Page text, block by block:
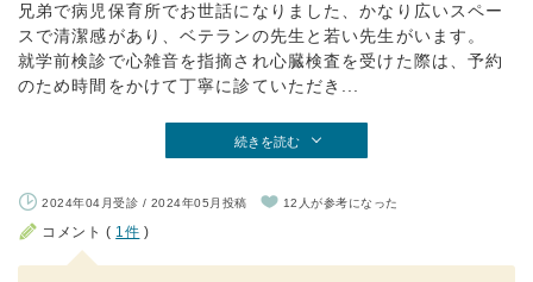
兄弟で病児保育所でお世話になりました、かなり広いスペー
スで清潔感があり、ベテランの先生と若い先生がいます。
就学前検診で心雑音を指摘され心臓検査を受けた際は、予約
のため時間をかけて丁寧に診ていただき...
続きを読む
2024年04月受診 / 2024年05月投稿 12人が参考になった
コメント ( 1件 )